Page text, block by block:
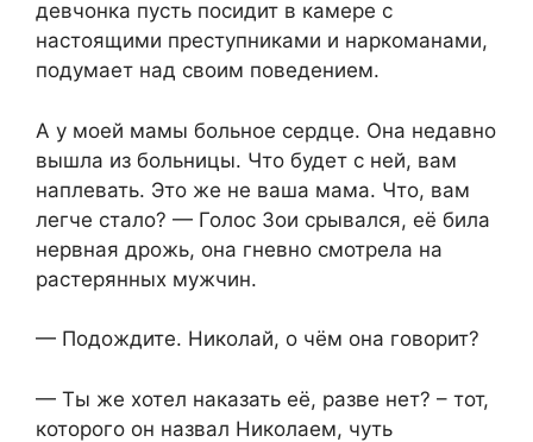
девчонка пусть посидит в камере с
настоящими преступниками и наркоманами,
подумает над своим поведением.
А у моей мамы больное сердце. Она недавно
вышла из больницы. Что будет с ней, вам
наплевать. Это же не ваша мама. Что, вам
легче стало? — Голос Зои срывался, её била
нервная дрожь, она гневно смотрела на
растерянных мужчин.
— Подождите. Николай, о чём она говорит?
— Ты же хотел наказать её, разве нет? – тот,
которого он назвал Николаем, чуть